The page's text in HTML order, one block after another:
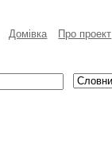
Домівка Про проект